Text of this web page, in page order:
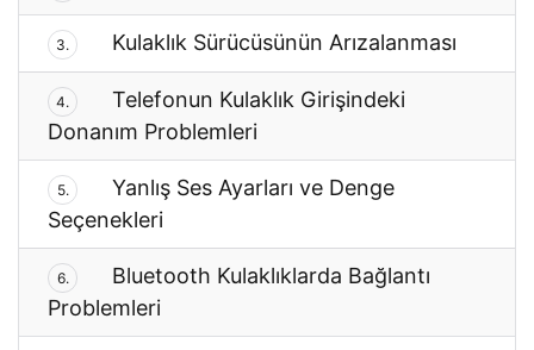
3. Kulaklık Sürücüsünün Arızalanması
4.
Telefonun Kulaklık Girişindeki
Donanım Problemleri
5.
Yanlış Ses Ayarları ve Denge
Seçenekleri
6.
Bluetooth Kulaklıklarda Bağlantı
Problemleri